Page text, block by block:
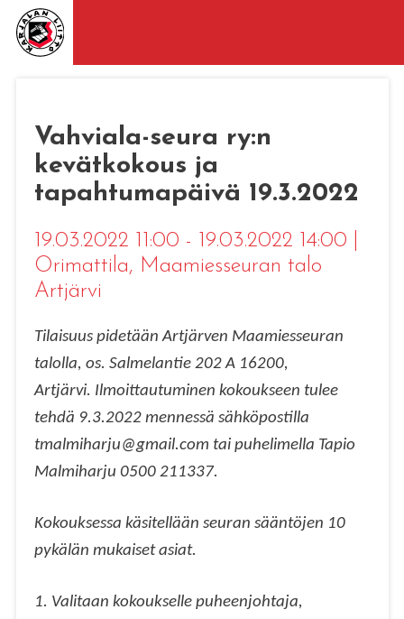
Vahviala-seura ry:n
kevätkokous ja
tapahtumapäivä 19.3.2022
19.03.2022 11:00 - 19.03.2022 14:00
Orimattila, Maamiesseuran talo
Artjärvi
Tilaisuus pidetään Artjärven Maamiesseuran
talolla, os. Salmelantie 202 A 16200,
Artjärvi. Ilmoittautuminen kokoukseen tulee
tehdä 9.3.2022 mennessä sähköpostilla
tmalmiharju@gmail.com tai puhelimella Tapio
Malmiharju 0500 211337.
Kokouksessa käsitellään seuran sääntöjen 10
pykälän mukaiset asiat.
1. Valitaan kokoukselle puheenjohtaja,